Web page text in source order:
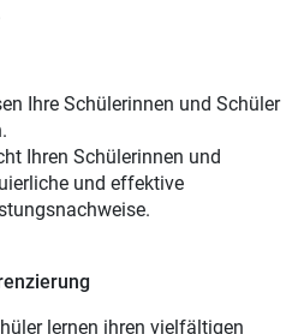
Ihre Schülerinnen und Schüler
Ihren Schülerinnen und
und effektive
lernen ihren vielfältigen